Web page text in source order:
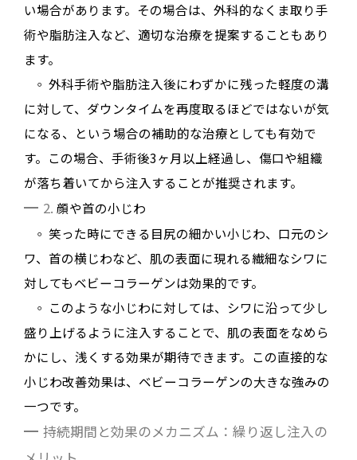
い場合があります。 その場合は、外科的なくま取り手
術や脂肪注入など、適切な治療を提案することもあり
ます。
◦ 外科手術や脂肪注入後にわずかに残った軽度の溝
に対して、ダウンタイムを再度取るほどではないが気
になる、という場合の補助的な治療としても有効で
す。 この場合、手術後3ヶ月以上経過し、傷口や組織
が落ち着いてから注入することが推奨されます。
2. 顔や首の小じわ
◦ 笑った時にできる目尻の細かい小じわ、口元のシ
ワ、首の横じわなど、肌の表面に現れる繊細なシワに
対してもベビーコラーゲンは効果的です。
◦ このような小じわに対しては、シワに沿って少し
盛り上げるように注入することで、肌の表面をなめら
かにし、浅くする効果が期待できます。この直接的な
小じわ改善効果は、ベビーコラーゲンの大きな強みの
一つです。
持続期間と効果のメカニズム：繰り返し注入の